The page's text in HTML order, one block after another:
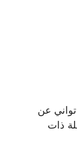
تواني عن
ذات